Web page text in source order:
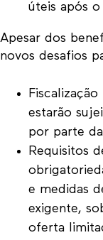
úteis após
Apesar dos
novos desafios
estarão
por parte
Requisitos
e medidas
exigente,
oferta